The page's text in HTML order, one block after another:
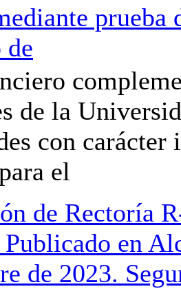
prueba
de
de la
con
el
de Rectoría
en
de 2023.